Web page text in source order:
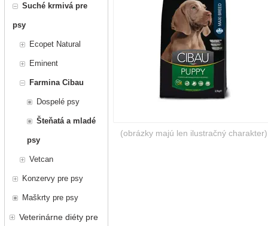
Suché krmivá pre
psy
Ecopet Natural
Eminent
Farmina Cibau
Dospelé psy
Šteňatá a mladé
psy
Vetcan
Konzervy pre psy
Maškrty pre psy
Veterinárne diéty pre
(obrázky majú len ilustračný charakter)